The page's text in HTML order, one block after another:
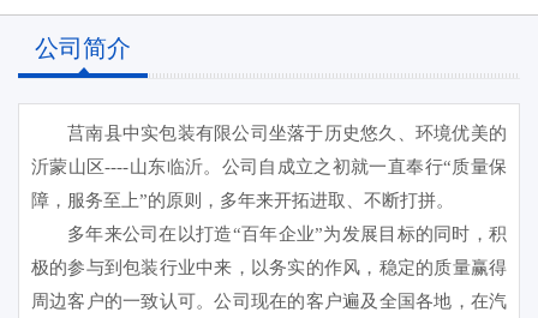
公司简介
莒南县中实包装有限公司坐落于历史悠久、环境优美的
沂蒙山区----山东临沂。公司自成立之初就一直奉行“质量保
障，服务至上”的原则，多年来开拓进取、不断打拼。
多年来公司在以打造“百年企业”为发展目标的同时，积
极的参与到包装行业中来，以务实的作风，稳定的质量赢得
周边客户的一致认可。公司现在的客户遍及全国各地，在汽